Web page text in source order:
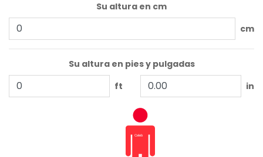
Su altura en cm
cm
Su altura en pies y pulgadas
ft
in